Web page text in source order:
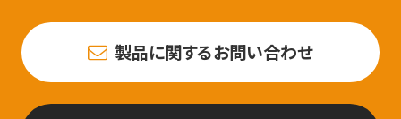
製品に関するお問い合わせ